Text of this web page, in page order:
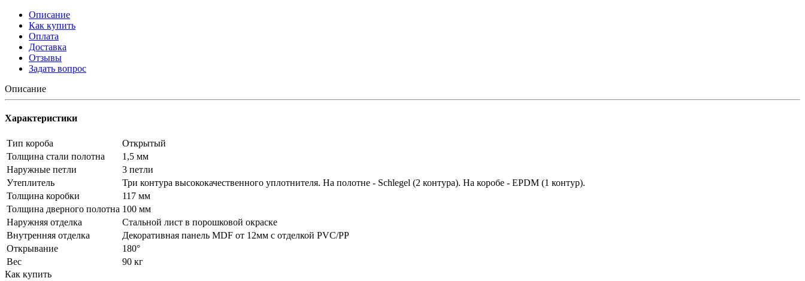
Описание
Как купить
Оплата
Доставка
Отзывы
Задать вопрос
Описание
Характеристики
Тип короба
Открытый
Толщина стали полотна
1,5 мм
Наружные петли
3 петли
Утеплитель
Три контура высококачественного уплотнителя. На полотне - Schlegel (2 контура). На коробе - EPDM (1 контур).
Толщина коробки
117 мм
Толщина дверного полотна 100 мм
Наружняя отделка
Стальной лист в порошковой окраске
Внутренняя отделка
Декоративная панель MDF от 12мм с отделкой PVC/PP
Открывание
180°
Вес
90 кг
Как купить